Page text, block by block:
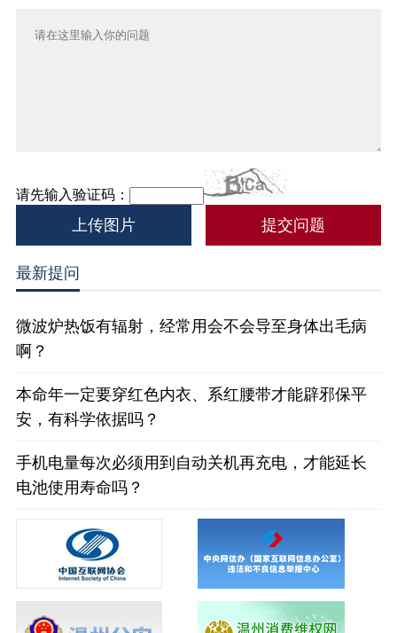
请先输入验证码：
上传图片
最新提问
微波炉热饭有辐射，经常用会不会导至身体出毛病
啊？
本命年一定要穿红色内衣、系红腰带才能辟邪保平
安，有科学依据吗？
手机电量每次必须用到自动关机再充电，才能延长
电池使用寿命吗？